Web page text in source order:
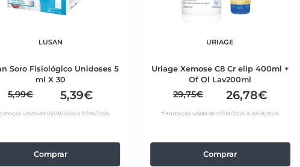
LUSAN
Soro Fisiológico Unidoses 5
ml X 30
5,99€ 5,39€
válida de 01/08/2026 a 31/08/2026
Comprar
URIAGE
Uriage Xemose C8 Cr elip 400ml +
Of Ol Lav200ml
29,75€ 26,78€
*Promoção válida de 01/08/2026 a 31/08/2026
Comprar